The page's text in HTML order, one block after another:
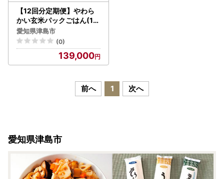
【12回分定期便】やわら
かい玄米パックごはん(15
0g×24個入り×12回配送)
愛知県津島市
(0)
139,000
前へ 1 次へ
愛知県津島市